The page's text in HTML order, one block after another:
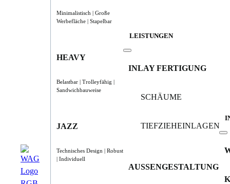
Minimalistisch | Große
Werbefläche | Stapelbar
HEAVY
Belastbar | Trolleyfähig |
Sandwichbauweise
JAZZ
Technisches Design | Robust
| Individuell
LEISTUNGEN
INLAY FERTIGUNG
SCHÄUME
TIEFZIEHEINLAGEN
AUSSENGESTALTUNG